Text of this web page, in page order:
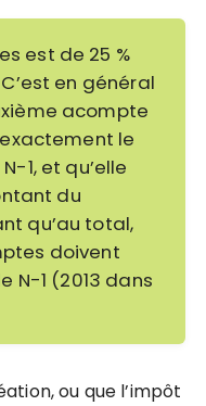
est de 25 %
en général
acompte
le
1, et qu’elle
du
qu’au total,
doivent
N-1 (2013 dans
ou que l’impôt